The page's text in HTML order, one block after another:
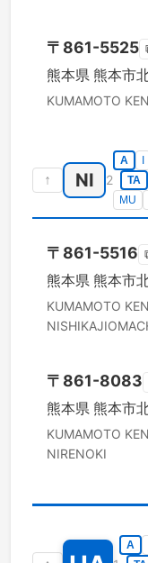
〒 861-5525
熊本県 熊本市
KUMAMOTO KEN
↑ NI 2
A
TA
MU
〒 861-5516
熊本県 熊本市
KUMAMOTO KEN
〒 861-8083
熊本県 熊本市
KUMAMOTO KEN
NIRENOKI
A